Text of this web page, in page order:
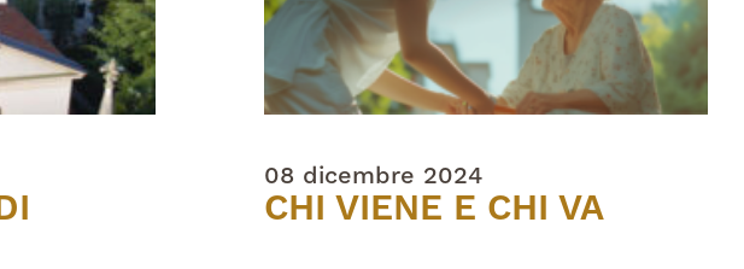
08 dicembre 2024
CHI VIENE E CHI VA